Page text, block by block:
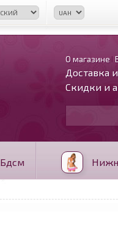
О магазине
Доставка
Скидки и
Бдсм